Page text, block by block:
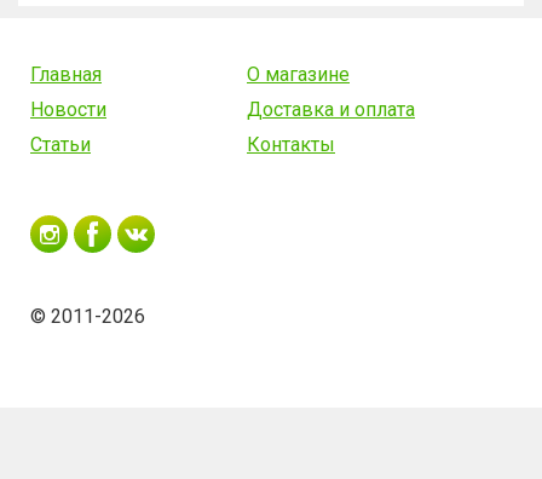
Главная
О магазине
Новости
Доставка и оплата
Статьи
Контакты
© 2011-2026